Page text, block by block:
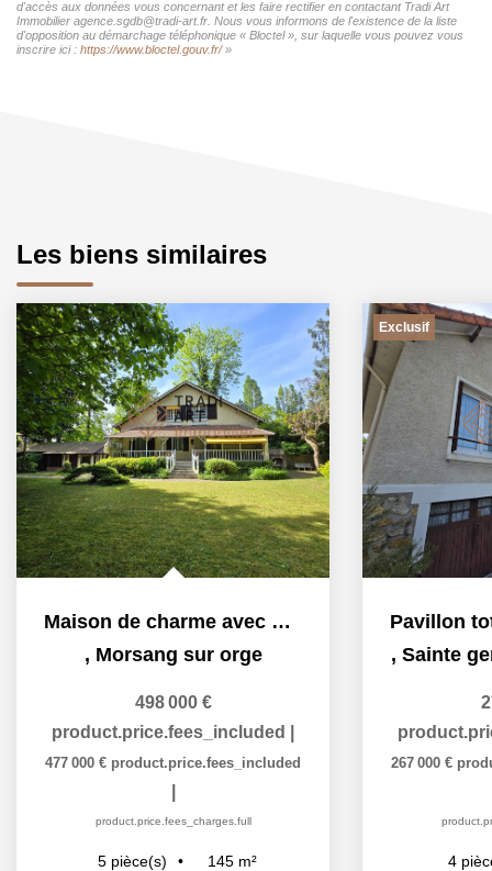
d'accès aux données vous concernant et les faire rectifier en contactant Tradi Art
Immobilier agence.sgdb@tradi-art.fr. Nous vous informons de l'existence de la liste
d'opposition au démarchage téléphonique « Bloctel », sur laquelle vous pouvez vous
inscrire ici : https://www.bloctel.gouv.fr/»
Les biens similaires
Maison de charme avec piscine située au Parc Beauséjour
, Morsang sur orge
498 000 €
product.price.fees_included
477 000 € product.price.fees_included
product.price.fees_charges.full
5 pièce(s) 145 m²
Exclusif
, Sainte
267 000 €
4